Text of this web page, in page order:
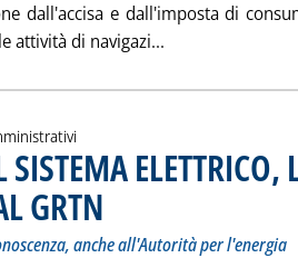
dall'accisa e dall'imposta di
attività di navigazi...
SISTEMA ELETTRICO,
GRTN
anche all'Autorità per l'energia